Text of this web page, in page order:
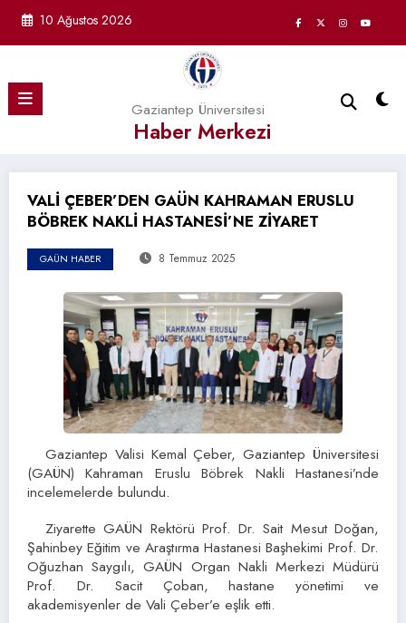
10 Ağustos 2026
Gaziantep Üniversitesi
Haber Merkezi
VALİ ÇEBER’DEN GAÜN KAHRAMAN ERUSLU
BÖBREK NAKLİ HASTANESİ’NE ZİYARET
GAÜN HABER 8 Temmuz 2025
Gaziantep Valisi Kemal Çeber, Gaziantep Üniversitesi
(GAÜN) Kahraman Eruslu Böbrek Nakli Hastanesi’nde
incelemelerde bulundu.
Ziyarette GAÜN Rektörü Prof. Dr. Sait Mesut Doğan,
Şahinbey Eğitim ve Araştırma Hastanesi Başhekimi Prof. Dr.
Oğuzhan Saygılı, GAÜN Organ Nakli Merkezi Müdürü
Prof. Dr. Sacit Çoban, hastane yönetimi ve
akademisyenler de Vali Çeber’e eşlik etti.